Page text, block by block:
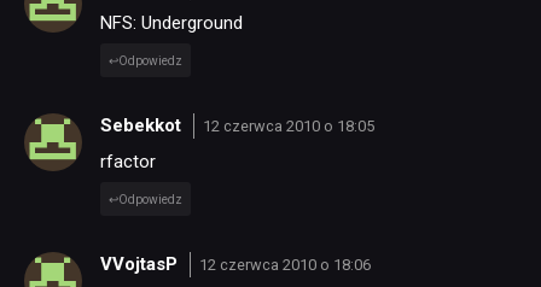
NFS: Underground
Odpowiedz
Sebekkot 12 czerwca 2010 o 18:05
rfactor
Odpowiedz
VVojtasP 12 czerwca 2010 o 18:06